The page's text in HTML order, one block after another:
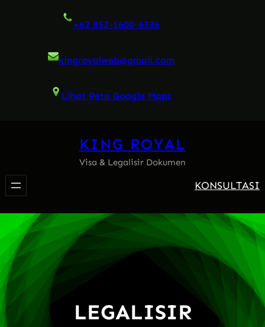
+62 852-1600-6336
kingroyalweb@gmail.com
Lihat Peta Google Maps
KING ROYAL
Visa & Legalisir Dokumen
KONSULTASI
LEGALISIR